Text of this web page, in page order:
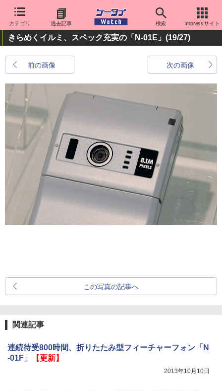
カテゴリ 過去記事 検索 Impressサイト
きらめくイルミ、スペック充実の「N-01E」 (19/27)
前の画像 次の画像
この写真の記事へ
関連記事
連続待受800時間、折りたたみ型フィーチャーフォン「N
-01F」
【更新】
2013年10月10日